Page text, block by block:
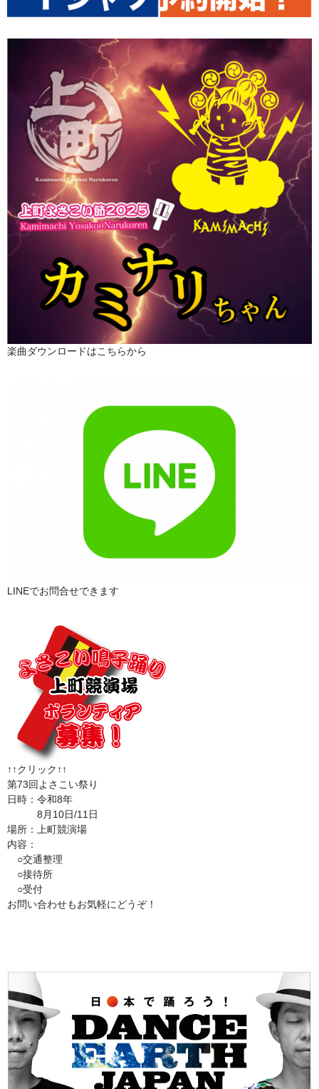
楽曲ダウンロードはこちらから
LINEでお問合せできます
↑↑クリック↑↑
第73回よさこい祭り
日時：令和8年
8月10日/11日
場所：上町競演場
内容：
○交通整理
○接待所
○受付
お問い合わせもお気軽にどうぞ！